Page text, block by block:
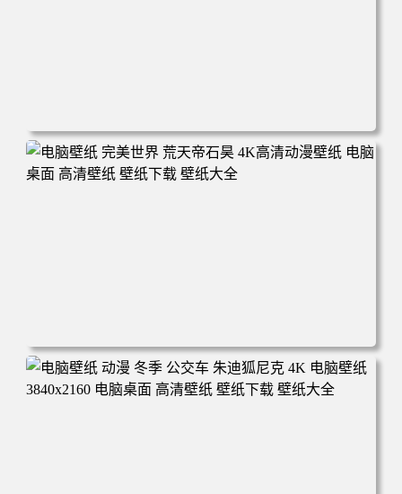
电脑壁纸 动漫 无限 罗小黑 罗小黑战记 罗小黑战记2 风息
鹿野师姐 电脑桌面 高清壁纸 壁纸下载 壁纸大全
电脑壁纸 完美世界 荒天帝石昊 4K高清动漫壁纸 电脑桌面
高清壁纸 壁纸下载 壁纸大全